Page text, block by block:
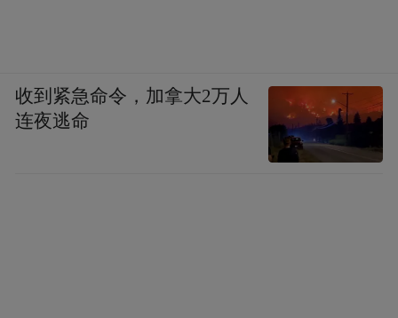
收到紧急命令，加拿大2万人
连夜逃命